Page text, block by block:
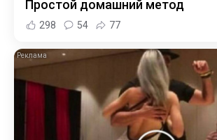
Простой домашний метод
298 54 77